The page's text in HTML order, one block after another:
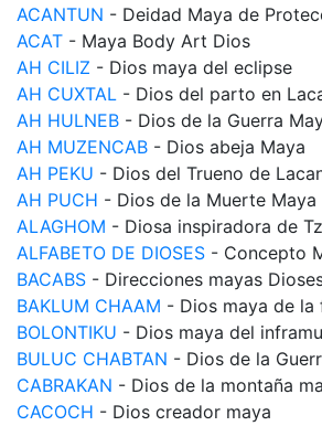
ACANTUN - Deidad Maya de
ACAT - Maya Body Art Dios
AH CILIZ - Dios maya del eclipse
AH CUXTAL - Dios del parto en
AH HULNEB - Dios de la Guerra
AH MUZENCAB - Dios abeja Maya
AH PEKU - Dios del Trueno de
AH PUCH - Dios de la Muerte Maya
ALAGHOM - Diosa inspiradora de
ALFABETO DE DIOSES - Concepto
BACABS - Direcciones mayas
BAKLUM CHAAM - Dios maya de
BOLONTIKU - Dios maya del
BULUC CHABTAN - Dios de la
CABRAKAN - Dios de la montaña
CACOCH - Dios creador maya